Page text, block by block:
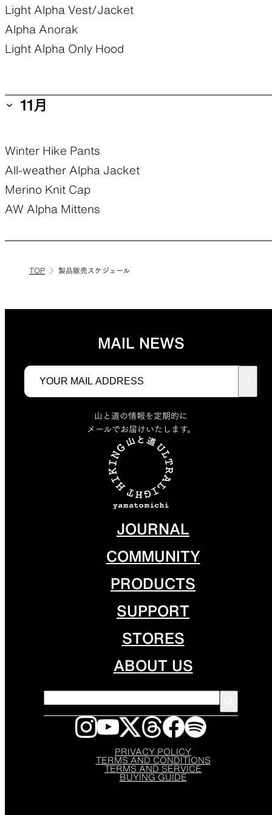
Light Alpha Vest/Jacket
Alpha Anorak
Light Alpha Only Hood
11月
Winter Hike Pants
All-weather Alpha Jacket
Merino Knit Cap
AW Alpha Mittens
TOP 製品販売スケジュール
MAIL NEWS
山と道の情報を定期的に
メールでお届けいたします。
JOURNAL
COMMUNITY
PRODUCTS
SUPPORT
STORES
ABOUT US
PRIVACY POLICY
TERMS AND CONDITIONS
TERMS AND SERVICE
BUYING GUIDE